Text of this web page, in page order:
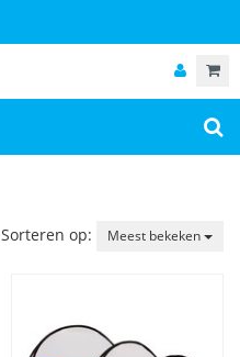
Sorteren op: Meest bekeken